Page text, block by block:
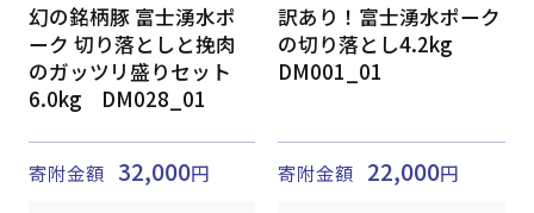
幻の銘柄豚 富士湧水ポ
ーク 切り落としと挽肉
のガッツリ盛りセット
6.0kg DM028_01
寄附金額 32,000円
訳あり！富士湧水ポーク
の切り落とし4.2kg
DM001_01
寄附金額 22,000円